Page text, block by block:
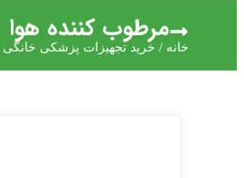
مرطوب کننده هوا
خانه / خرید تجهیزات پزشکی خانگی